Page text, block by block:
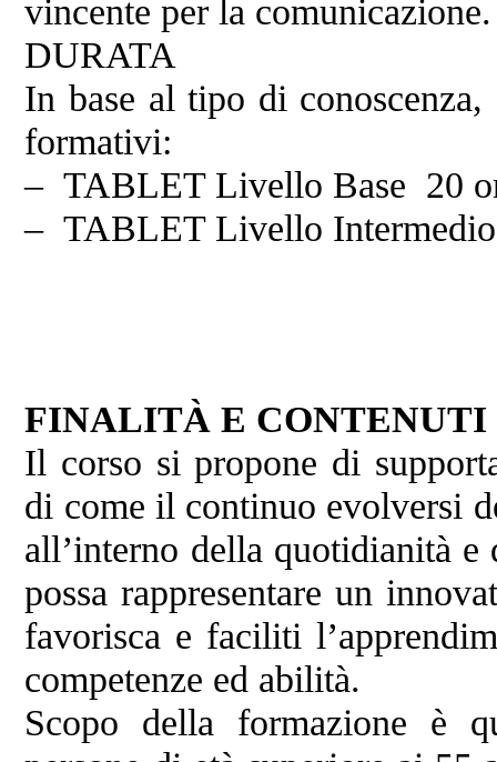
vincente per la comunicazione.
DURATA
In base al tipo di
formativi:
– TABLET Livello Base 20
– TABLET Livello
FINALITÀ E
Il corso si propone di
di come il continuo evolversi
all’interno della quotidianità
possa rappresentare un
favorisca e faciliti
competenze ed abilità.
Scopo della formazione è